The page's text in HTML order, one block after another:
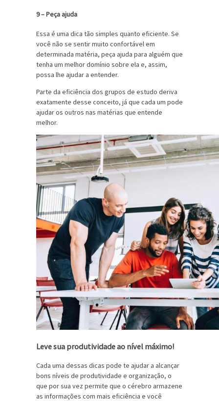
9 – Peça ajuda
Essa é uma dica tão simples quanto eficiente. Se
você não se sentir muito confortável em
determinada matéria, peça ajuda para alguém que
tenha um melhor domínio sobre ela e, assim,
possa lhe ajudar a entender.
Parte da eficiência dos grupos de estudo deriva
exatamente desse conceito, já que cada um pode
ajudar os outros nas matérias que entende
melhor.
Leve sua produtividade ao nível máximo!
Cada uma dessas dicas pode te ajudar a alcançar
bons níveis de produtividade e organização, o
que por sua vez permite que o cérebro armazene
as informações com mais eficiência e você